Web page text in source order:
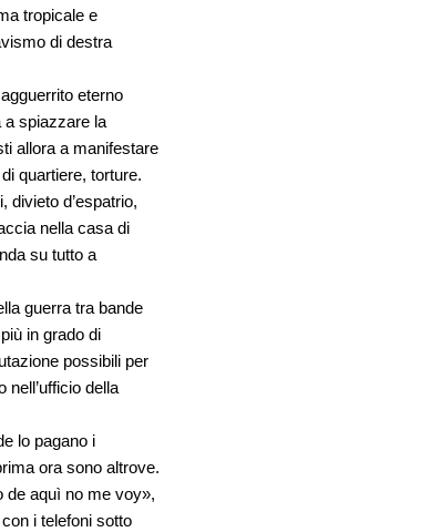
tropicale e
di destra
eterno
a spiazzare la
allora a manifestare
quartiere, torture.
divieto d’espatrio,
nella casa di
su tutto a
guerra tra bande
in grado di
possibili per
della
lo pagano i
ora sono altrove.
de aquì no me voy»,
i telefoni sotto